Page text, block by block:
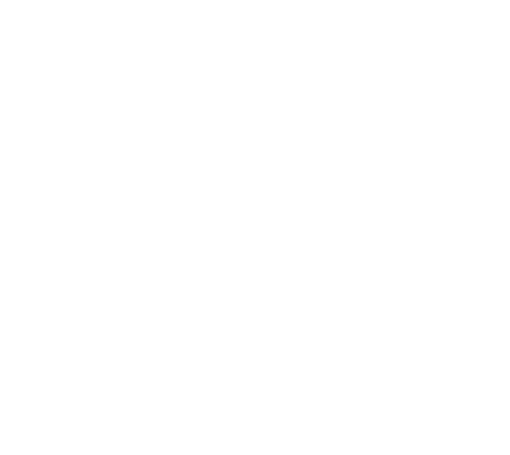
。ガソリ
タンドや整備工場の既存インフラを活用する